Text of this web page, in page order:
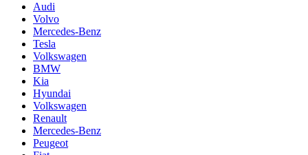
Audi
Volvo
Mercedes-Benz
Tesla
Volkswagen
BMW
Kia
Hyundai
Volkswagen
Renault
Mercedes-Benz
Peugeot